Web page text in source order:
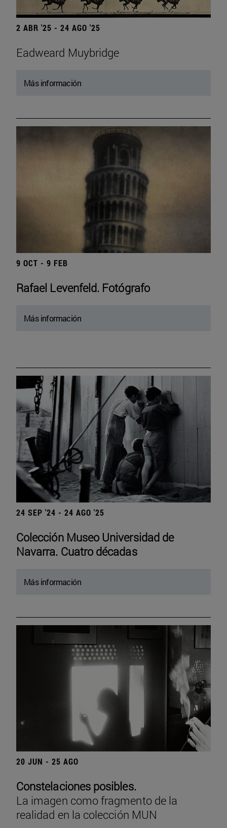
2 ABR '25 - 24 AGO '25
Eadweard Muybridge
Más información
9 OCT - 9 FEB
Rafael Levenfeld. Fotógrafo
Más información
24 SEP '24 - 24 AGO '25
Colección Museo Universidad de
Navarra. Cuatro décadas
Más información
20 JUN - 25 AGO
Constelaciones posibles.
La imagen como fragmento de la
realidad en la colección MUN